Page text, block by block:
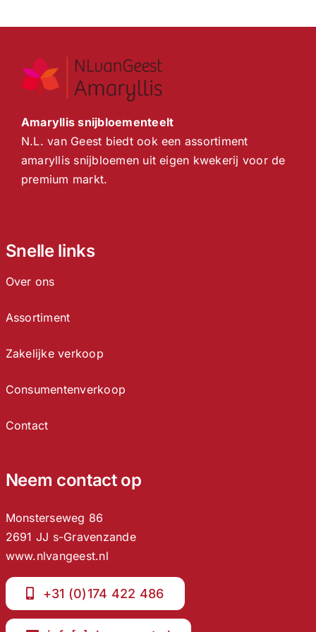
Amaryllis snijbloementeelt
N.L. van Geest biedt ook een assortiment
amaryllis snijbloemen uit eigen kwekerij voor de
premium markt.
Snelle links
Over ons
Assortiment
Zakelijke verkoop
Consumentenverkoop
Contact
Neem contact op
Monsterseweg 86
2691 JJ s-Gravenzande
www.nlvangeest.nl
+31 (0)174 422 486